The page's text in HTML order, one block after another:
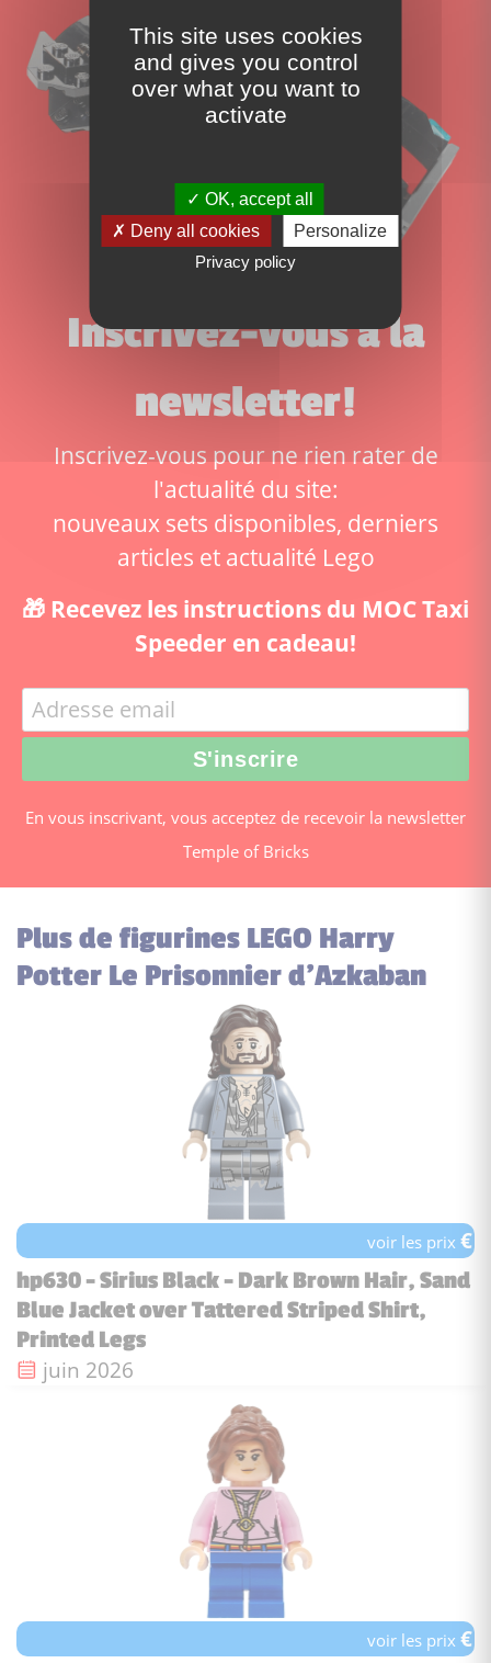
Inscrivez-vous à la
newsletter!
Inscrivez-vous pour ne rien rater de
l'actualité du site:
nouveaux sets disponibles, derniers
articles et actualité Lego
🎁 Recevez les instructions du MOC Taxi
Speeder en cadeau!
En vous inscrivant, vous acceptez de recevoir la newsletter
Temple of Bricks
Plus de figurines LEGO Harry
Potter Le Prisonnier d’Azkaban
voir les prix€
hp630 - Sirius Black - Dark Brown Hair, Sand
Blue Jacket over Tattered Striped Shirt,
Printed Legs
Date de sortie :
juin 2026
voir les prix€
This site uses cookies
and gives you control
over what you want to
activate
OK, accept all
Deny all cookies
Personalize
Privacy policy